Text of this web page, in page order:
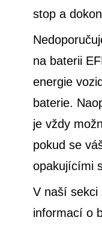
stop a
na baterii
energie
baterie.
je vždy
pokud se
opakujícími
V naší sekci
informací o